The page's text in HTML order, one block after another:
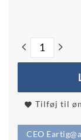
Tilføj til
CEO